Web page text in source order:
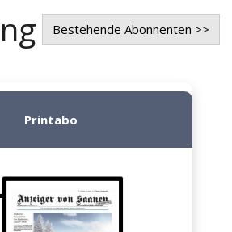
Bestehende Abonnenten >>
Printabo